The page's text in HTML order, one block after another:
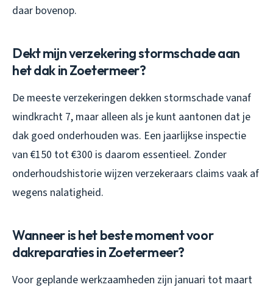
daar bovenop.
Dekt mijn verzekering stormschade aan
het dak in Zoetermeer?
De meeste verzekeringen dekken stormschade vanaf
windkracht 7, maar alleen als je kunt aantonen dat je
dak goed onderhouden was. Een jaarlijkse inspectie
van €150 tot €300 is daarom essentieel. Zonder
onderhoudshistorie wijzen verzekeraars claims vaak af
wegens nalatigheid.
Wanneer is het beste moment voor
dakreparaties in Zoetermeer?
Voor geplande werkzaamheden zijn januari tot maart